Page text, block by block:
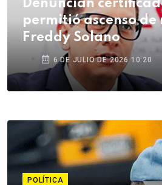
Denuncian
permitió ascenso de
Freddy Solano
6 DE JULIO DE 2026 10:20
POLÍTICA